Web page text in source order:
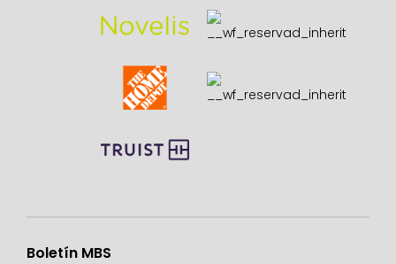
Boletín MBS